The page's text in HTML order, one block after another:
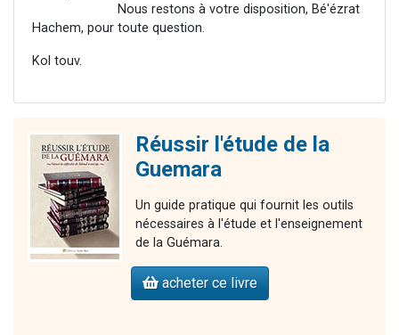
Nous restons à votre disposition, Bé'ézrat
Hachem, pour toute question.
Kol touv.
Réussir l'étude de la
Guemara
Un guide pratique qui fournit les outils
nécessaires à l'étude et l'enseignement
de la Guémara.
acheter ce livre